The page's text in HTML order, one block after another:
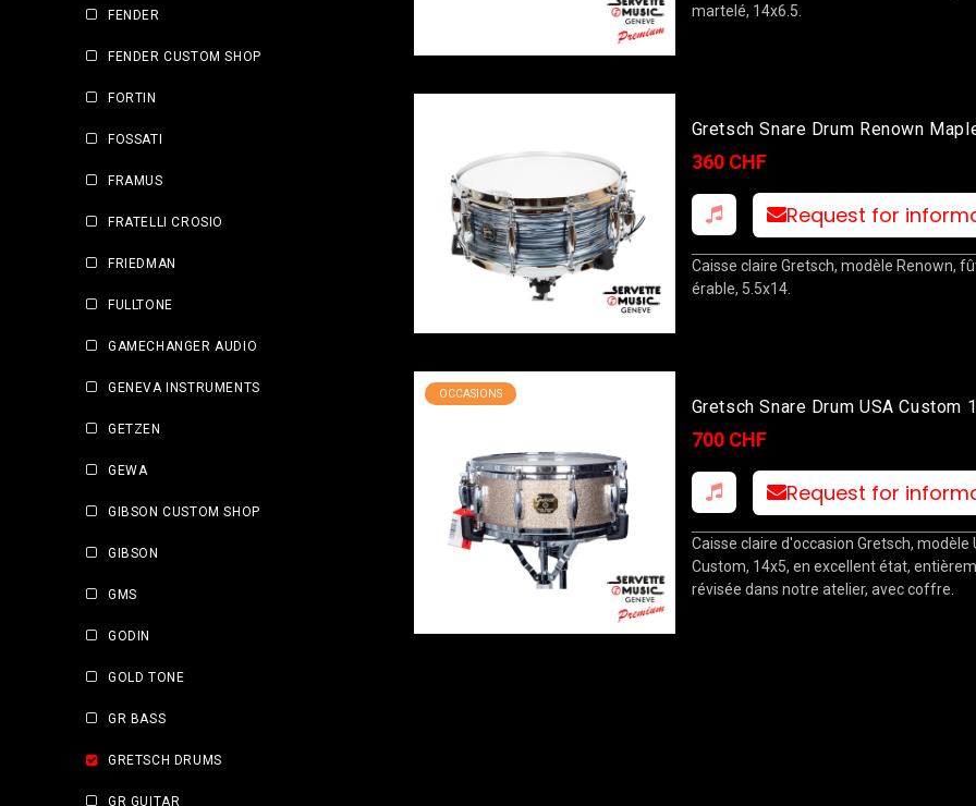
FENDER
FENDER CUSTOM SHOP
FORTIN
FOSSATI
FRAMUS
FRATELLI CROSIO
FRIEDMAN
FULLTONE
GAMECHANGER AUDIO
GENEVA INSTRUMENTS
GETZEN
GEWA
GIBSON CUSTOM SHOP
GIBSON
GMS
GODIN
GOLD TONE
GR BASS
GRETSCH DRUMS
GR GUITAR
martelé, 14x6.5.
Gretsch Snare Drum Renown
Oyster Pearl 14x5.5
360 CHF
Request for
Caisse claire Gretsch, modèle Renown,
érable, 5.5x14.
OCCASIONS
Gretsch Snare Drum USA Custom
Avec Coffre
700 CHF
Request for
Caisse claire d'occasion Gretsch, modèle
Custom, 14x5, en excellent état,
révisée dans notre atelier, avec coffre.